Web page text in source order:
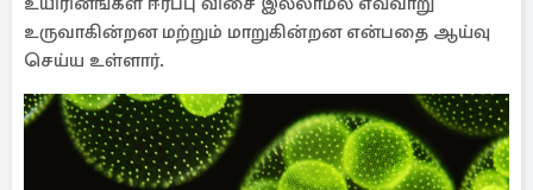
உருவாகின்றன மற்றும் மாறுகின்றன என்பதை ஆய்வு
செய்ய உள்ளார்.